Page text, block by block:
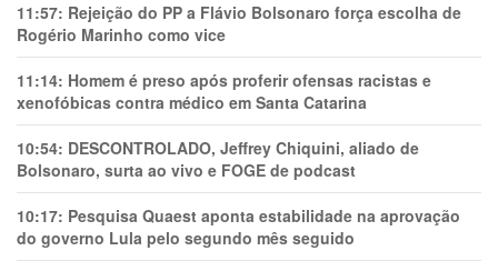
11:57: Rejeição do PP a Flávio Bolsonaro força escolha de
Rogério Marinho como vice
11:14: Homem é preso após proferir ofensas racistas e
xenofóbicas contra médico em Santa Catarina
10:54: DESCONTROLADO, Jeffrey Chiquini, aliado de
Bolsonaro, surta ao vivo e FOGE de podcast
10:17: Pesquisa Quaest aponta estabilidade na aprovação
do governo Lula pelo segundo mês seguido